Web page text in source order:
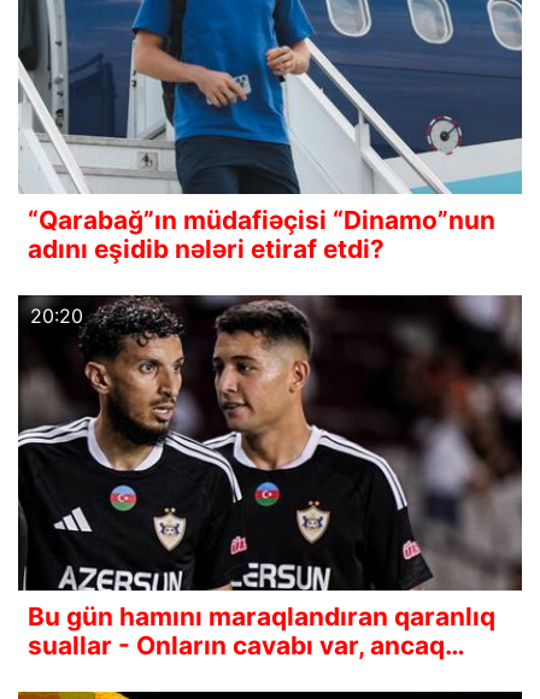
“Qarabağ”ın müdafiəçisi “Dinamo”nun
adını eşidib nələri etiraf etdi?
20:20
Bu gün hamını maraqlandıran qaranlıq
suallar - Onların cavabı var, ancaq…